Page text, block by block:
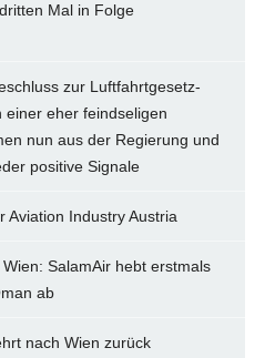
Mal in Folge
zur Luftfahrtgesetz-
einer eher feindseligen
nun aus der Regierung und
positive Signale
Aviation Industry Austria
SalamAir hebt erstmals
ab
nach Wien zurück